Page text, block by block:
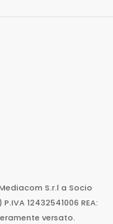
S.r.l a Socio
P.IVA 12432541006 REA:
versato.